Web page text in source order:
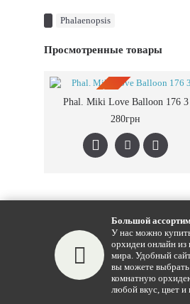
Phalaenopsis
Просмотренные товары
ПРЕДЗАКАЗ
Phal. Miki Love Balloon 176 3
280грн
Большой
У нас можно
орхидеи онлайн из
мира. Удобный
вы можете
комнатную
любой вкус, цвет и